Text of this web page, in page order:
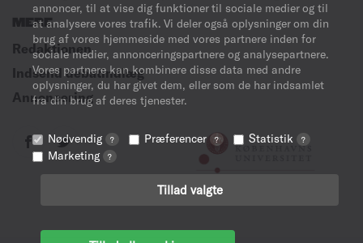
annoncer, til at vise dig funktioner til sociale medier og til
at analysere vores trafik. Vi deler også oplysninger om din
brug af vores hjemmeside med vores partnere inden for
sociale medier, annonceringspartnere og analysepartnere.
Vores partnere kan kombinere disse data med andre
oplysninger, du har givet dem, eller som de har indsamlet
fra din brug af deres tjenester.
Nødvendig ? Præferencer ? Statistik ?
Marketing ?
Tillad valgte
MERE
Redaktionen
Indsend debatindlæg
Annoncering